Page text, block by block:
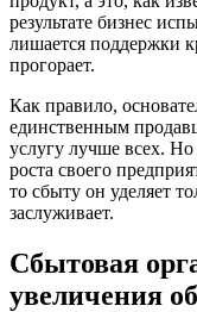
результате бизнес
лишается поддержки
прогорает.
Как правило,
единственным
услугу лучше всех. Но
роста своего
то сбыту он уделяет
заслуживает.
Сбытовая
увеличения